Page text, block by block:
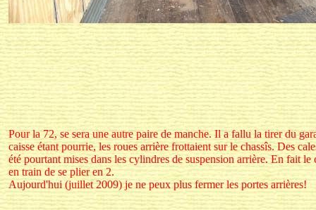
Pour la 72, se sera une autre paire de manche. Il a fallu la tirer du
caisse étant pourrie, les roues arrière frottaient sur le chassîs. Des
été pourtant mises dans les cylindres de suspension arrière. En fait le
en train de se plier en 2.
Aujourd'hui (juillet 2009) je ne peux plus fermer les portes arrières!